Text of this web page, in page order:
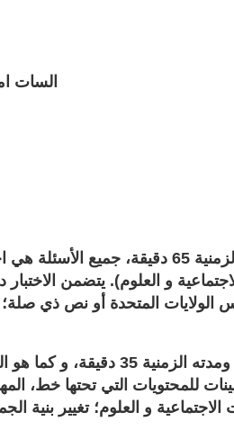
السات
و العلوم). يتضمن
يحتوي على 44 سؤالاً
للمحتويات التي تحتها خط،
و العلوم؛ تغيير بنية